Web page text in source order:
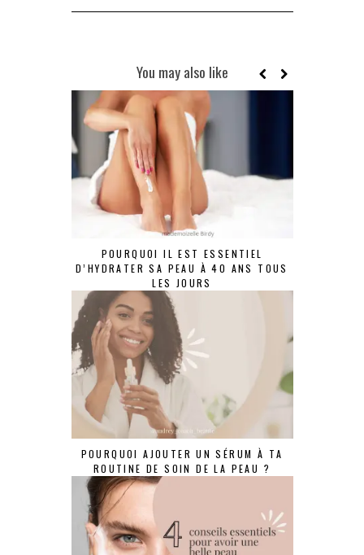
You may also like
POURQUOI IL EST ESSENTIEL
D’HYDRATER SA PEAU À 40 ANS TOUS
LES JOURS
POURQUOI AJOUTER UN SÉRUM À TA
ROUTINE DE SOIN DE LA PEAU ?